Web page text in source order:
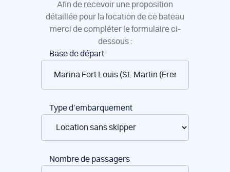
Afin de recevoir une proposition
détaillée pour la location de ce bateau
merci de compléter le formulaire ci-
dessous :
Réservation
bateaux
Base de départ
Type d’embarquement
Nombre de passagers